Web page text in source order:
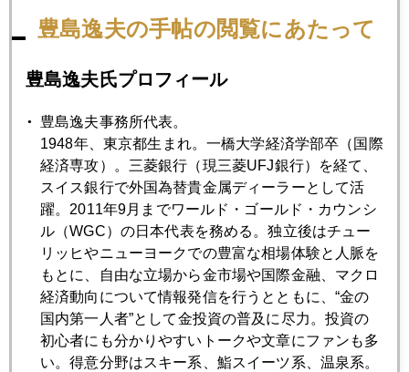
7月 8月 9月 10月 11月 12月
日本市場、暁の異変
2019年05月30日
中東有石油、中国有稀土
2019年05月29日
トランプ大統領訪日直後、ＮＹ株急落のワケ
2019年05月28日
豊島逸夫の手帖の閲覧にあたって
豊島逸夫氏プロフィール
豊島逸夫事務所代表。
1948年、東京都生まれ。一橋大学経済学部卒（国際
経済専攻）。三菱銀行（現三菱UFJ銀行）を経て、
スイス銀行で外国為替貴金属ディーラーとして活
躍。2011年9月までワールド・ゴールド・カウンシ
ル（WGC）の日本代表を務める。独立後はチュー
リッヒやニューヨークでの豊富な相場体験と人脈を
もとに、自由な立場から金市場や国際金融、マクロ
経済動向について情報発信を行うとともに、“金の
国内第一人者”として金投資の普及に尽力。投資の
初心者にも分かりやすいトークや文章にファンも多
い。得意分野はスキー系、鮨スイーツ系、温泉系。